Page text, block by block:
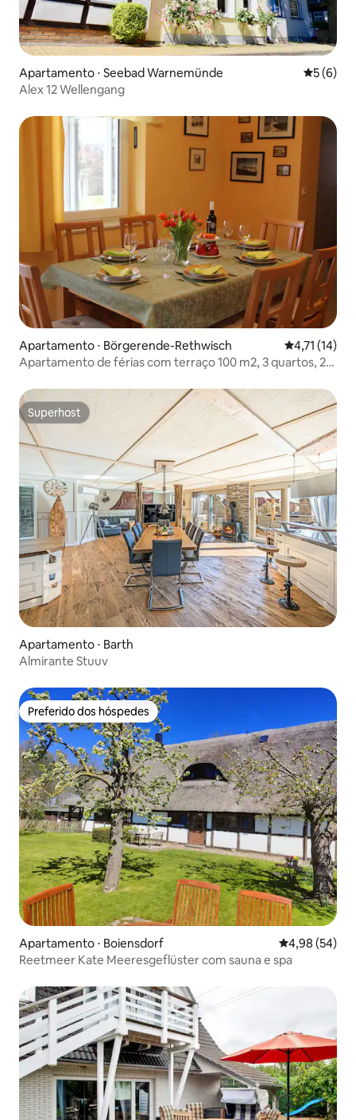
Apartamento ⋅ Seebad Warnemünde 5 de
5 (6)
Alex 12 Wellengang
Apartamento ⋅ Börgerende-Rethwisch 4,71 de uma
4,71 (14)
Apartamento de férias com terraço 100 m2, 3 quartos, 2
Superhost
Superhost
Apartamento ⋅ Barth
Almirante Stuuv
Preferido dos hóspedes
Preferido dos hóspedes
Apartamento ⋅ Boiensdorf 4,98 de uma
4,98 (54)
Reetmeer Kate Meeresgeflüster com sauna e spa